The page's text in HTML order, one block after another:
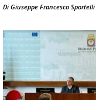
Di Giuseppe Francesco Sportelli